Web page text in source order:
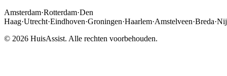
Amsterdam·Rotterdam·Den
Haag·Utrecht·Eindhoven·Groningen·Haarlem·Amstelveen·Breda·
© 2026 HuisAssist. Alle rechten voorbehouden.